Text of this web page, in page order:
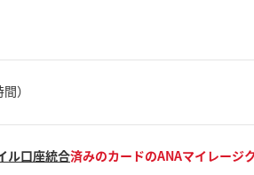
）
ル口座統合済みのカードのANAマイレージ